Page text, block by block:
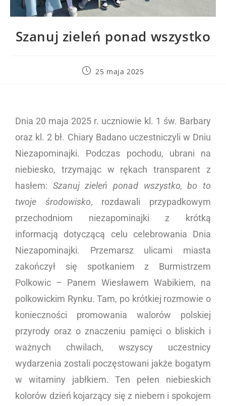
Szanuj zieleń ponad wszystko
25 maja 2025
Dnia 20 maja 2025 r. uczniowie kl. 1 św. Barbary
oraz kl. 2 bł. Chiary Badano uczestniczyli w Dniu
Niezapominajki. Podczas pochodu, ubrani na
niebiesko, trzymając w rękach transparent z
hasłem: Szanuj zieleń ponad wszystko, bo to
twoje środowisko, rozdawali przypadkowym
przechodniom niezapominajki z krótką
informacją dotyczącą celu celebrowania Dnia
Niezapominajki. Przemarsz ulicami miasta
zakończył się spotkaniem z Burmistrzem
Polkowic – Panem Wiesławem Wabikiem, na
polkowickim Rynku. Tam, po krótkiej rozmowie o
konieczności promowania walorów polskiej
przyrody oraz o znaczeniu pamięci o bliskich i
ważnych chwilach, wszyscy uczestnicy
wydarzenia zostali poczęstowani jakże bogatym
w witaminy jabłkiem. Ten pełen niebieskich
kolorów dzień kojarzący się z niebem i spokojem